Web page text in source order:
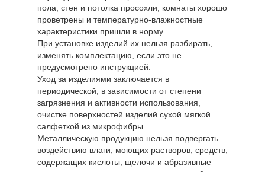
пола, стен и потолка просохли, комнаты хорошо
проветрены и температурно-влажностные
характеристики пришли в норму.
При установке изделий их нельзя разбирать,
изменять комплектацию, если это не
предусмотрено инструкцией.
Уход за изделиями заключается в
периодической, в зависимости от степени
загрязнения и активности использования,
очистке поверхностей изделий сухой мягкой
салфеткой из микрофибры.
Металлическую продукцию нельзя подвергать
воздействию влаги, моющих растворов, средств,
содержащих кислоты, щелочи и абразивные